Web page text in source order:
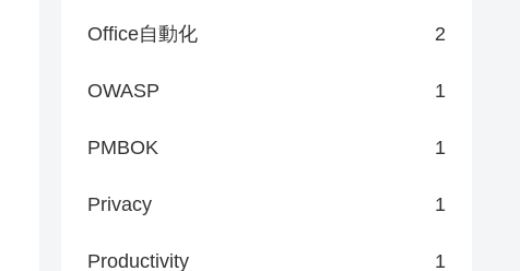
Office自動化 2
OWASP 1
PMBOK 1
Privacy 1
Productivity 1